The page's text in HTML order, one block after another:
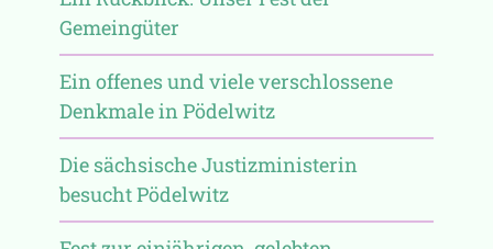
Gemeingüter
Ein offenes und viele verschlossene
Denkmale in Pödelwitz
Die sächsische Justizministerin
besucht Pödelwitz